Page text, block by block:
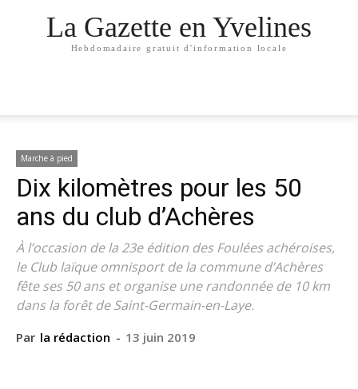
La Gazette en Yvelines
Hebdomadaire gratuit d'information locale
Marche à pied
Dix kilomètres pour les 50
ans du club d’Achères
À l’occasion de la 23e édition des Foulées achéroises,
le Club laïque omnisport de la commune d’Achères
fête ses 50 ans et organise une randonnée de 10 km
dans la forêt de Saint-Germain-en-Laye.
Par la rédaction - 13 juin 2019